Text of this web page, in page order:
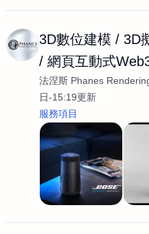
3D數位建模 / 3D
/ 網頁互動式
法涅斯 Phanes
日-15:19更新
服務項目